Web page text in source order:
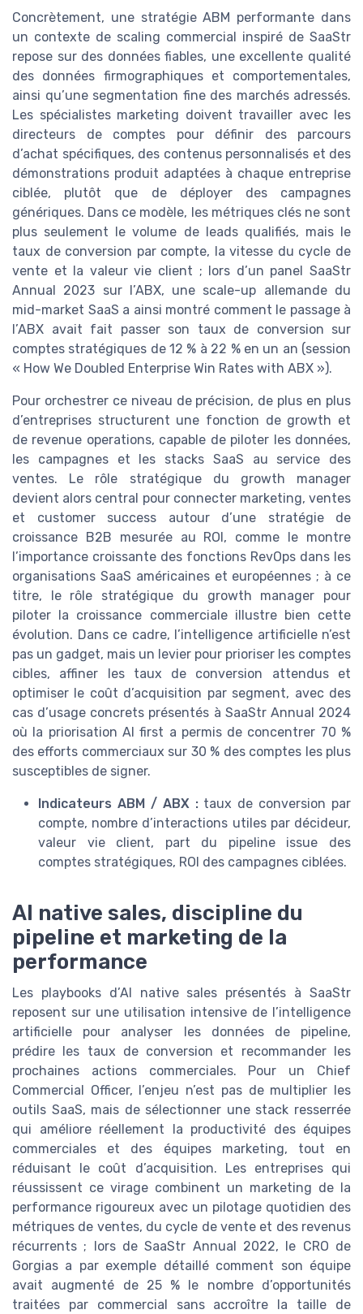
Concrètement, une stratégie ABM performante dans
un contexte de scaling commercial inspiré de SaaStr
repose sur des données fiables, une excellente qualité
des données firmographiques et comportementales,
ainsi qu’une segmentation fine des marchés adressés.
Les spécialistes marketing doivent travailler avec les
directeurs de comptes pour définir des parcours
d’achat spécifiques, des contenus personnalisés et des
démonstrations produit adaptées à chaque entreprise
ciblée, plutôt que de déployer des campagnes
génériques. Dans ce modèle, les métriques clés ne sont
plus seulement le volume de leads qualifiés, mais le
taux de conversion par compte, la vitesse du cycle de
vente et la valeur vie client ; lors d’un panel SaaStr
Annual 2023 sur l’ABX, une scale-up allemande du
mid-market SaaS a ainsi montré comment le passage à
l’ABX avait fait passer son taux de conversion sur
comptes stratégiques de 12 % à 22 % en un an (session
« How We Doubled Enterprise Win Rates with ABX »).
Pour orchestrer ce niveau de précision, de plus en plus
d’entreprises structurent une fonction de growth et
de revenue operations, capable de piloter les données,
les campagnes et les stacks SaaS au service des
ventes. Le rôle stratégique du growth manager
devient alors central pour connecter marketing, ventes
et customer success autour d’une stratégie de
croissance B2B mesurée au ROI, comme le montre
l’importance croissante des fonctions RevOps dans les
organisations SaaS américaines et européennes ; à ce
titre, le rôle stratégique du growth manager pour
piloter la croissance commerciale illustre bien cette
évolution. Dans ce cadre, l’intelligence artificielle n’est
pas un gadget, mais un levier pour prioriser les comptes
cibles, affiner les taux de conversion attendus et
optimiser le coût d’acquisition par segment, avec des
cas d’usage concrets présentés à SaaStr Annual 2024
où la priorisation AI first a permis de concentrer 70 %
des efforts commerciaux sur 30 % des comptes les plus
susceptibles de signer.
Indicateurs ABM / ABX :taux de conversion par
compte, nombre d’interactions utiles par décideur,
valeur vie client, part du pipeline issue des
comptes stratégiques, ROI des campagnes ciblées.
AI native sales, discipline du
pipeline et marketing de la
performance
Les playbooks d’AI native sales présentés à SaaStr
reposent sur une utilisation intensive de l’intelligence
artificielle pour analyser les données de pipeline,
prédire les taux de conversion et recommander les
prochaines actions commerciales. Pour un Chief
Commercial Officer, l’enjeu n’est pas de multiplier les
outils SaaS, mais de sélectionner une stack resserrée
qui améliore réellement la productivité des équipes
commerciales et des équipes marketing, tout en
réduisant le coût d’acquisition. Les entreprises qui
réussissent ce virage combinent un marketing de la
performance rigoureux avec un pilotage quotidien des
métriques de ventes, du cycle de vente et des revenus
récurrents ; lors de SaaStr Annual 2022, le CRO de
Gorgias a par exemple détaillé comment son équipe
avait augmenté de 25 % le nombre d’opportunités
traitées par commercial sans accroître la taille de